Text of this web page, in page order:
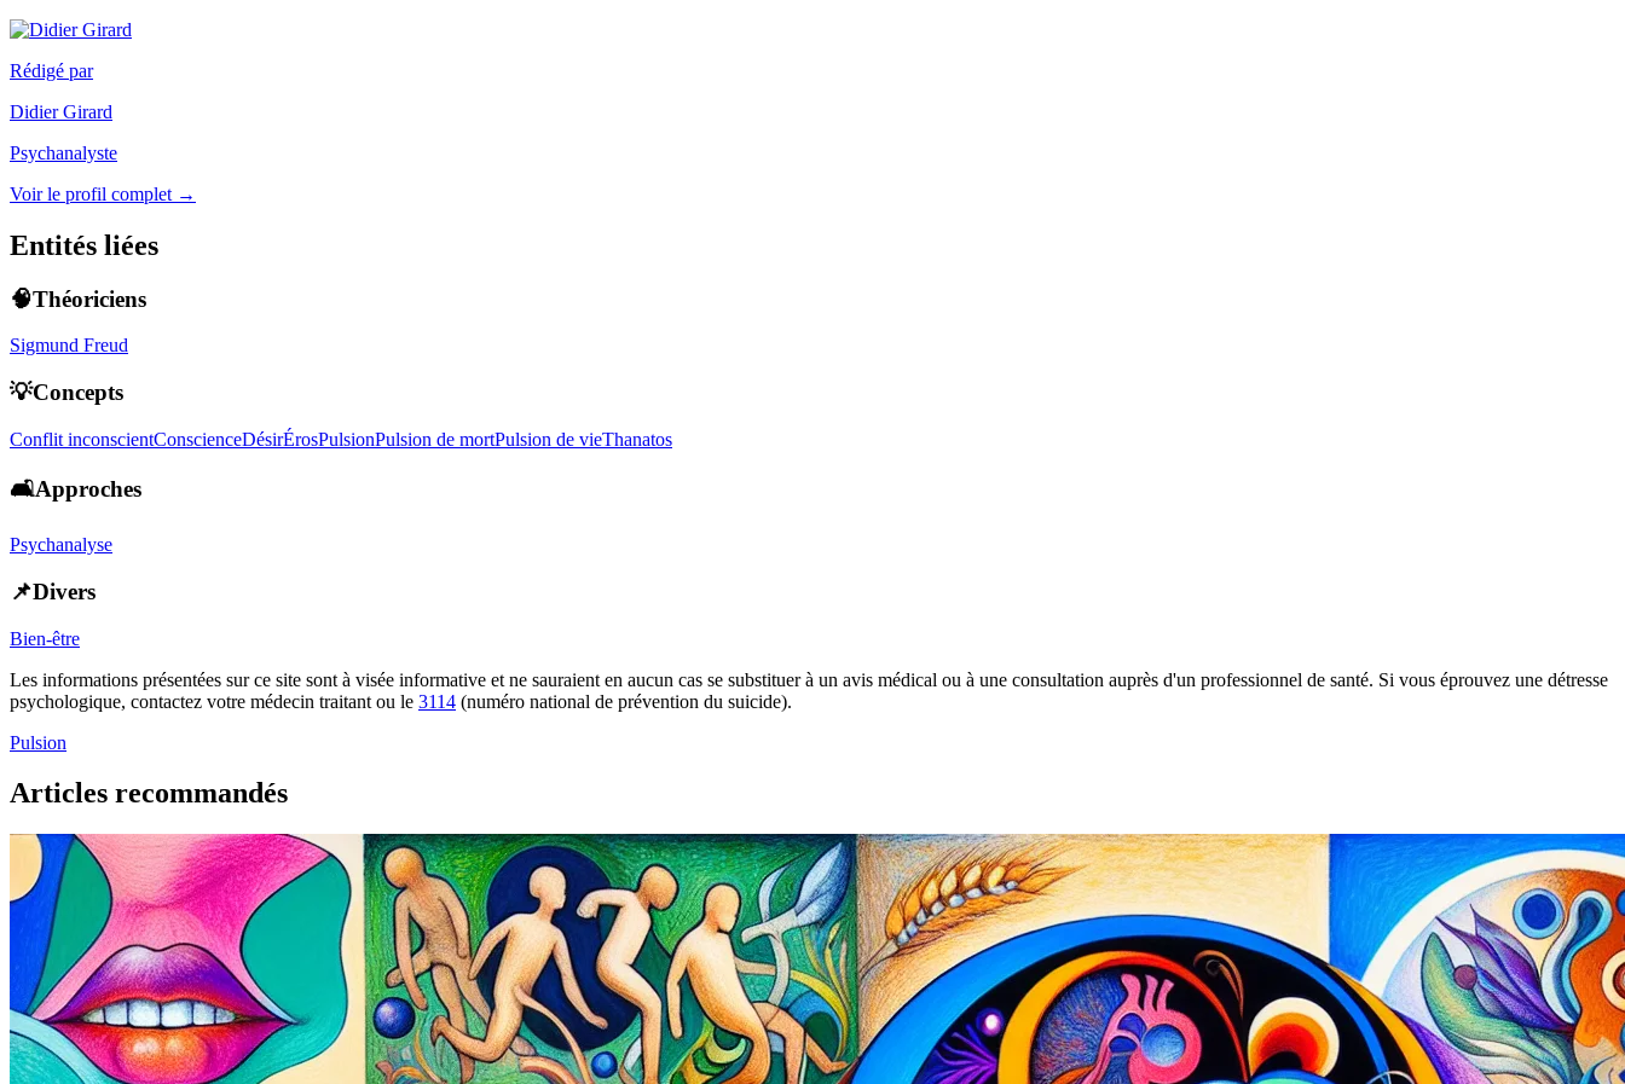
Rédigé par
Didier Girard
Psychanalyste
Voir le profil complet →
Entités liées
🧠Théoriciens
Sigmund Freud
💡Concepts
Conflit inconscientConscienceDésirÉrosPulsionPulsion de mortPulsion de vieThanatos
🛋️Approches
Psychanalyse
📌Divers
Bien-être
Les informations présentées sur ce site sont à visée informative et ne sauraient en aucun cas se substituer à un avis médical ou à une consultation auprès d'un professionnel de santé. Si vous éprouvez une détresse
psychologique, contactez votre médecin traitant ou le 3114 (numéro national de prévention du suicide).
Pulsion
Articles recommandés